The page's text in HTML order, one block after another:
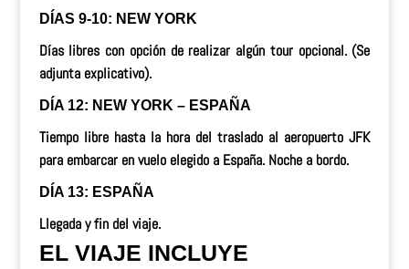
DÍAS 9-10: NEW YORK
Días libres con opción de realizar algún tour opcional. (Se
adjunta explicativo).
DÍA 12: NEW YORK – ESPAÑA
Tiempo libre hasta la hora del traslado al aeropuerto JFK
para embarcar en vuelo elegido a España. Noche a bordo.
DÍA 13: ESPAÑA
Llegada y fin del viaje.
EL VIAJE INCLUYE